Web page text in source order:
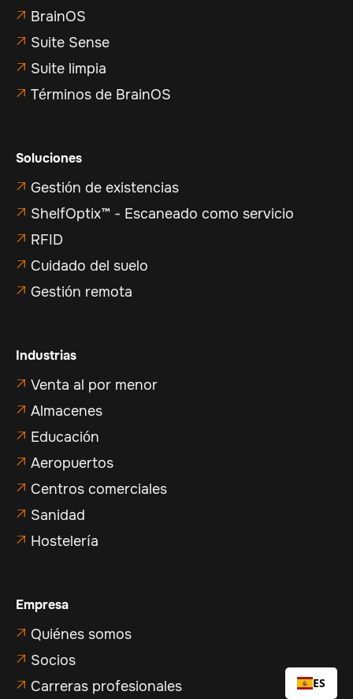
 BrainOS
 Suite Sense
 Suite limpia
 Términos de BrainOS
Soluciones
 Gestión de existencias
 ShelfOptix™ - Escaneado como servicio
 RFID
 Cuidado del suelo
 Gestión remota
Industrias
 Venta al por menor
 Almacenes
 Educación
 Aeropuertos
 Centros comerciales
 Sanidad
 Hostelería
Empresa
 Quiénes somos
 Socios
 Carreras profesionales ES